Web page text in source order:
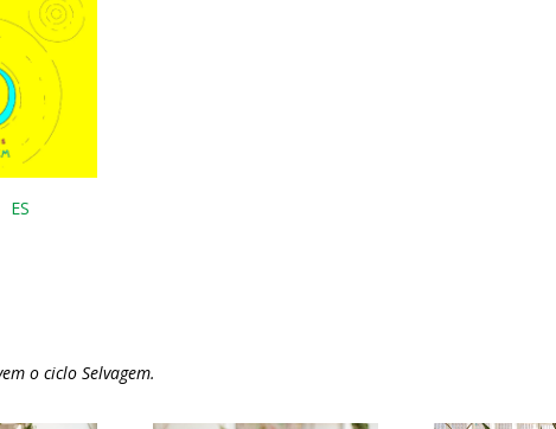
ES
o ciclo Selvagem.